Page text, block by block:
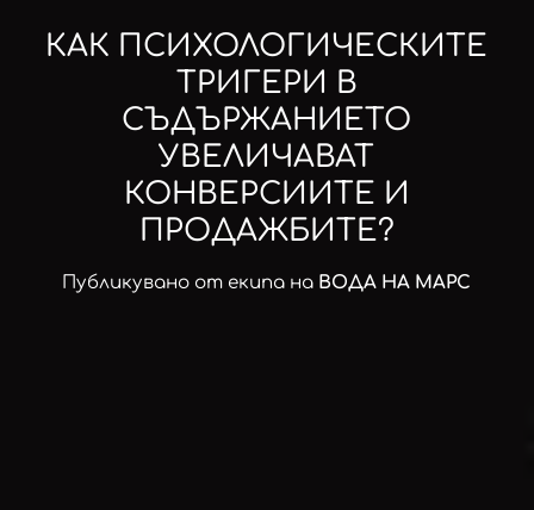
КАК ПСИХОЛОГИЧЕСКИТЕ
ТРИГЕРИ В
СЪДЪРЖАНИЕТО
УВЕЛИЧАВАТ
КОНВЕРСИИТЕ И
ПРОДАЖБИТЕ?
Публикувано от екипа на ВОДА НА МАРС